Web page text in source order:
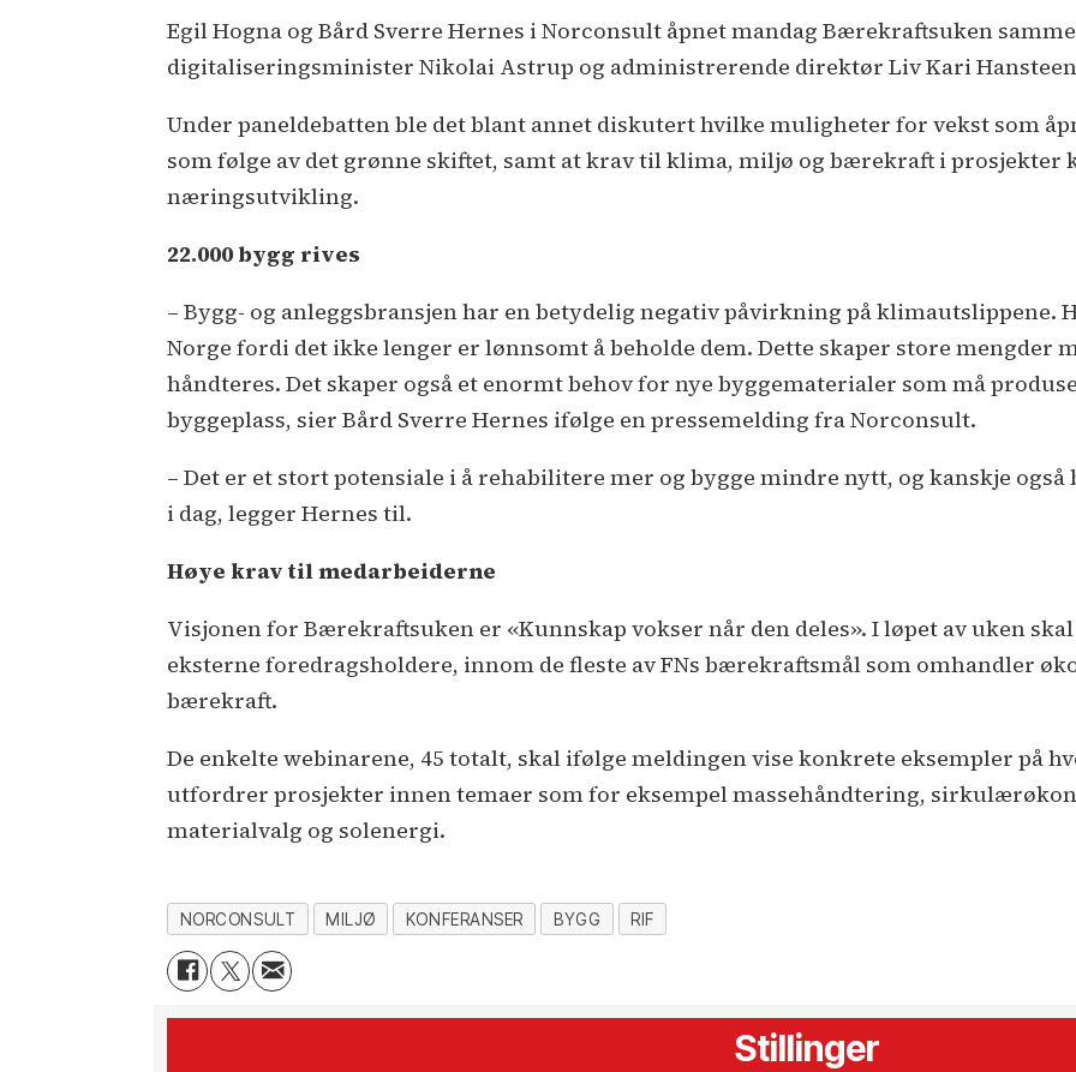
Egil Hogna og Bård Sverre Hernes i Norconsult åpnet mandag Bærekraftsuken
digitaliseringsminister Nikolai Astrup og administrerende direktør Liv Kari Hansteen
Under paneldebatten ble det blant annet diskutert hvilke muligheter for vekst som
som følge av det grønne skiftet, samt at krav til klima, miljø og bærekraft i prosjekter
næringsutvikling.
22.000 bygg rives
– Bygg- og anleggsbransjen har en betydelig negativ påvirkning på klimautslippene.
Norge fordi det ikke lenger er lønnsomt å beholde dem. Dette skaper store mengder
håndteres. Det skaper også et enormt behov for nye byggematerialer som må
byggeplass, sier Bård Sverre Hernes ifølge en pressemelding fra Norconsult.
– Det er et stort potensiale i å rehabilitere mer og bygge mindre nytt, og kanskje
i dag, legger Hernes til.
Høye krav til medarbeiderne
Visjonen for Bærekraftsuken er «Kunnskap vokser når den deles». I løpet av uken
eksterne foredragsholdere, innom de fleste av FNs bærekraftsmål som omhandler
bærekraft.
De enkelte webinarene, 45 totalt, skal ifølge meldingen vise konkrete eksempler på
utfordrer prosjekter innen temaer som for eksempel massehåndtering,
materialvalg og solenergi.
NORCONSULT MILJØ KONFERANSER BYGG RIF
Stillinger